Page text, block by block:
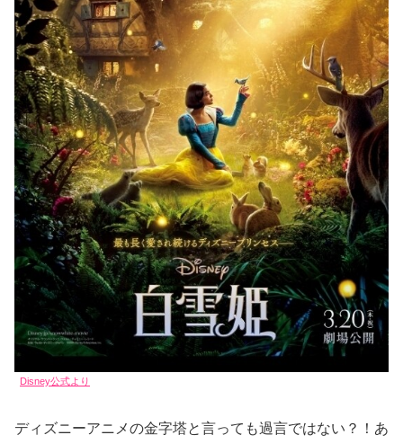
Disney公式より
ディズニーアニメの金字塔と言っても過言ではない？！あ